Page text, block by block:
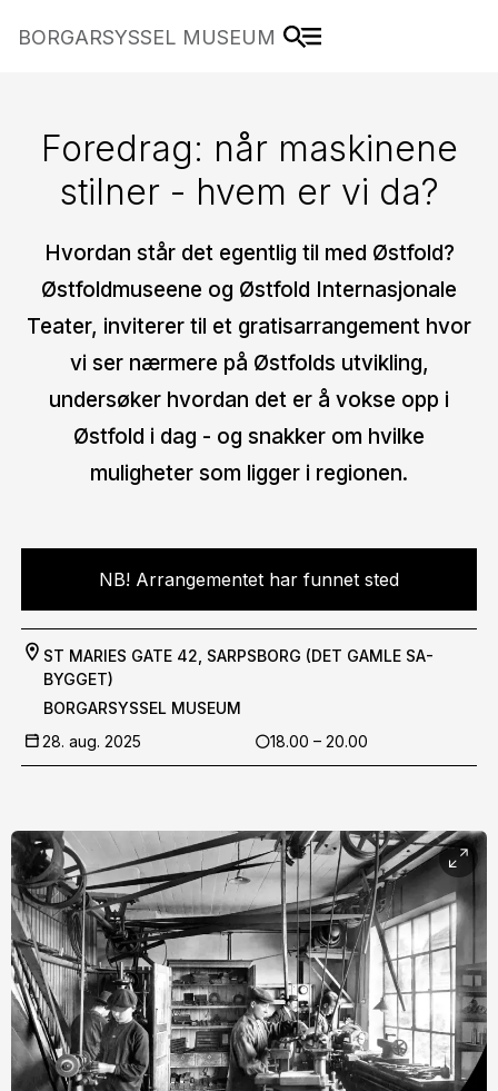
BORGARSYSSEL MUSEUM
Foredrag: når maskinene
stilner - hvem er vi da?
Hvordan står det egentlig til med Østfold?
Østfoldmuseene og Østfold Internasjonale
Teater, inviterer til et gratisarrangement hvor
vi ser nærmere på Østfolds utvikling,
undersøker hvordan det er å vokse opp i
Østfold i dag - og snakker om hvilke
muligheter som ligger i regionen.
NB! Arrangementet har funnet sted
ST MARIES GATE 42, SARPSBORG (DET GAMLE SA-
BYGGET)
BORGARSYSSEL MUSEUM
28. aug. 2025
18.00 – 20.00